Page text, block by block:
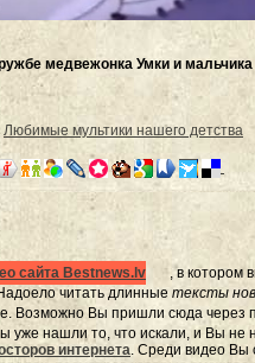
медвежонка Умки и
Любимые мультики нашего детства
сайта Bestnews.lv , в котором
читать длинные тексты
Возможно Вы пришли сюда через
уже нашли то, что искали, и Вы не
интернета. Среди видео Вы